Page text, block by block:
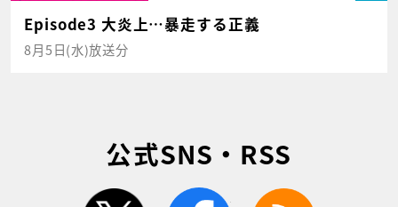
Episode3 大炎上…暴走する正義
8月5日(水)放送分
公式SNS・RSS
twitter facebook